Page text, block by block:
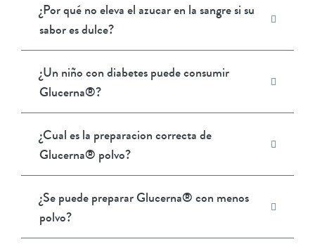
¿Por qué no eleva el azucar en la sangre si su
sabor es dulce?
¿Un niño con diabetes puede consumir
Glucerna®?
¿Cual es la preparacion correcta de
Glucerna® polvo?
¿Se puede preparar Glucerna® con menos
polvo?